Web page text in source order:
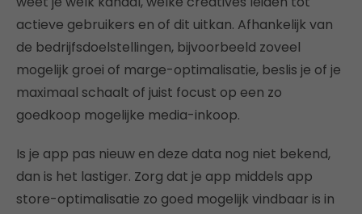
actieve gebruikers en of dit uitkan. Afhankelijk van
de bedrijfsdoelstellingen, bijvoorbeeld zoveel
mogelijk groei of marge-optimalisatie, beslis je of je
maximaal schaalt of juist focust op een zo
goedkoop mogelijke media-inkoop.
Is je app pas nieuw en deze data nog niet bekend,
dan is het lastiger. Zorg dat je app middels app
store-optimalisatie zo goed mogelijk vindbaar is in